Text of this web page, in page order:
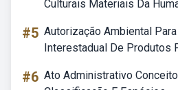
Culturais Materiais Da
#5 Autorização Ambiental
Interestadual De Produtos
#6 Ato Administrativo